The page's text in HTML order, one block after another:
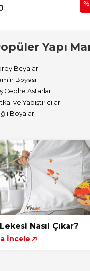
Yapı
Boyalar
Boyası
Cephe Astarları
ve Yapıştırıcılar
Boyalar
Nasıl Çıkar?
İncele